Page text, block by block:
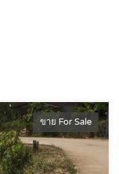
ขาย For Sale